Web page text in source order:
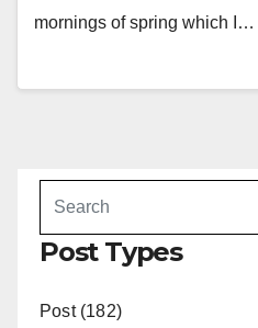
mornings of spring which I…
Post Types
Post (182)